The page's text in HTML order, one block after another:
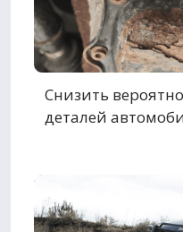
Снизить
деталей